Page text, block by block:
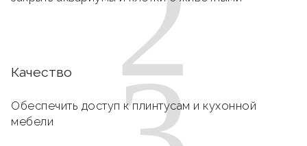
Качество
Обеспечить доступ к плинтусам и кухонной
мебели